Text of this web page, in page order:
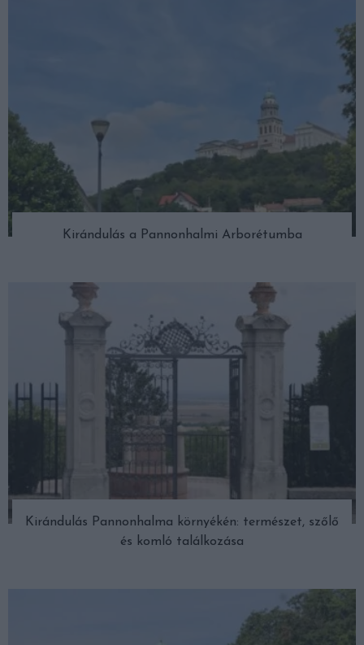
Kirándulás a Pannonhalmi Arborétumba
Kirándulás Pannonhalma környékén: természet, szőlő
és komló találkozása